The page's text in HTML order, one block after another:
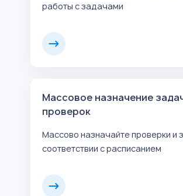
работы с задачами
Массовое назначение
проверок
Массово назначайте проверки и
соответствии с расписанием